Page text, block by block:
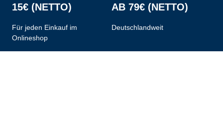
15€ (NETTO)
Für jeden Einkauf im
Onlineshop
AB 79€ (NETTO)
Deutschlandweit